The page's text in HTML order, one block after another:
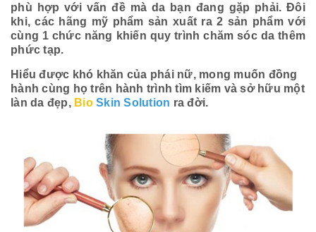
phù hợp với vấn đề mà da bạn đang gặp phải. Đôi
khi, các hãng mỹ phẩm sản xuất ra 2 sản phẩm với
cùng 1 chức năng khiến quy trình chăm sóc da thêm
phức tạp.
Hiểu được khó khăn của phái nữ, mong muốn đồng
hành cùng họ trên hành trình tìm kiếm và sở hữu một
làn da đẹp, Bio Skin Solution ra đời.